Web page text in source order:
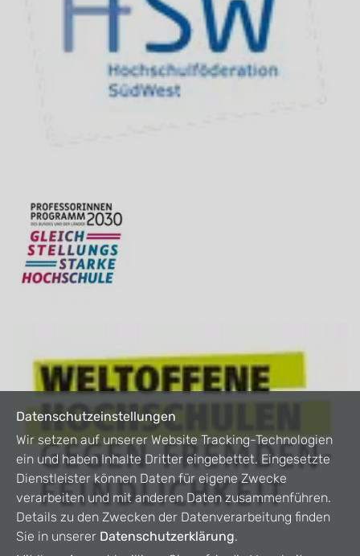
Datenschutzeinstellungen
Wir setzen auf unserer Website Tracking-Technologien
ein und haben Inhalte Dritter eingebettet. Eingesetzte
Dienstleister können Daten für eigene Zwecke
verarbeiten und mit anderen Daten zusammenführen.
Details zu den Zwecken der Datenverarbeitung finden
Sie in unserer Datenschutzerklärung.